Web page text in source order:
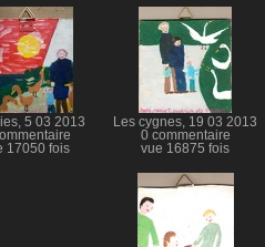
5 03 2013
17050 fois
Les cygnes, 19 03 2013
0 commentaire
vue 16875 fois